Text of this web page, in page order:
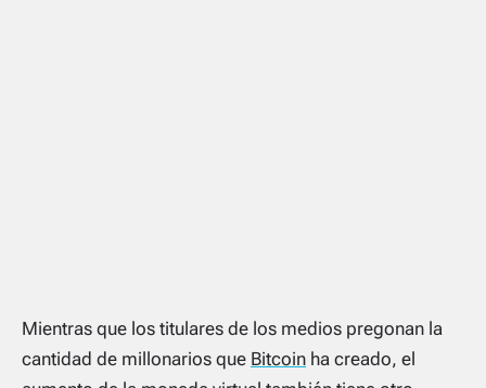
Mientras que los titulares de los medios pregonan la
cantidad de millonarios que Bitcoin ha creado, el